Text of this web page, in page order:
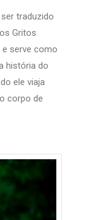
traduzido
Gritos
e serve como
história do
ele viaja
corpo de